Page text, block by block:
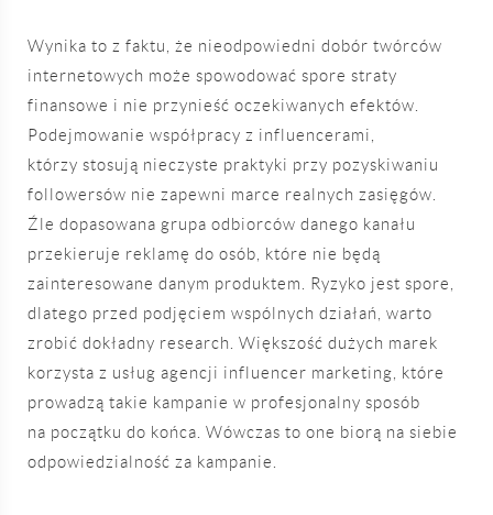
Wynika to z faktu, że nieodpowiedni dobór twórców
internetowych może spowodować spore straty
finansowe i nie przynieść oczekiwanych efektów.
Podejmowanie współpracy z influencerami,
którzy stosują nieczyste praktyki przy pozyskiwaniu
followersów nie zapewni marce realnych zasięgów.
Źle dopasowana grupa odbiorców danego kanału
przekieruje reklamę do osób, które nie będą
zainteresowane danym produktem. Ryzyko jest spore,
dlatego przed podjęciem wspólnych działań, warto
zrobić dokładny research. Większość dużych marek
korzysta z usług agencji influencer marketing, które
prowadzą takie kampanie w profesjonalny sposób
na początku do końca. Wówczas to one biorą na siebie
odpowiedzialność za kampanie.